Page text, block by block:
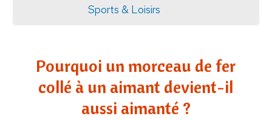
Sports & Loisirs
Pourquoi un morceau de fer
collé à un aimant devient-il
aussi aimanté ?